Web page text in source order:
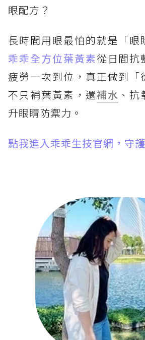
眼配方？
長時間用眼最怕的就是「眼
乖乖全方位葉黃素從日間抗
疲勞一次到位，真正做到「
不只補葉黃素，還補水 、
升眼睛防禦力。
點我進入乖乖生技官網，守